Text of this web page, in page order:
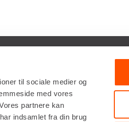
til sociale medier og
med vores
partnere kan
indsamlet fra din brug
Få de seneste